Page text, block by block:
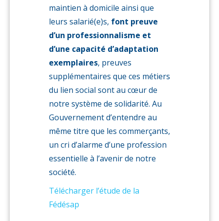
maintien à domicile ainsi que
leurs salarié(e)s, font preuve
d’un professionnalisme et
d’une capacité d’adaptation
exemplaires, preuves
supplémentaires que ces métiers
du lien social sont au cœur de
notre système de solidarité. Au
Gouvernement d’entendre au
même titre que les commerçants,
un cri d’alarme d’une profession
essentielle à l’avenir de notre
société.
Télécharger l’étude de la
Fédésap